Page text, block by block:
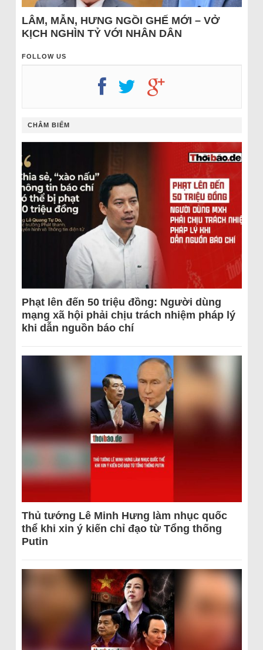
LÂM, MẪN, HƯNG NGỒI GHẾ MỚI – VỞ
KỊCH NGHÌN TỶ VỚI NHÂN DÂN
FOLLOW US
CHÂM BIẾM
Phạt lên đến 50 triệu đồng: Người dùng
mạng xã hội phải chịu trách nhiệm pháp lý
khi dẫn nguồn báo chí
Thủ tướng Lê Minh Hưng làm nhục quốc
thể khi xin ý kiến chỉ đạo từ Tổng thống
Putin